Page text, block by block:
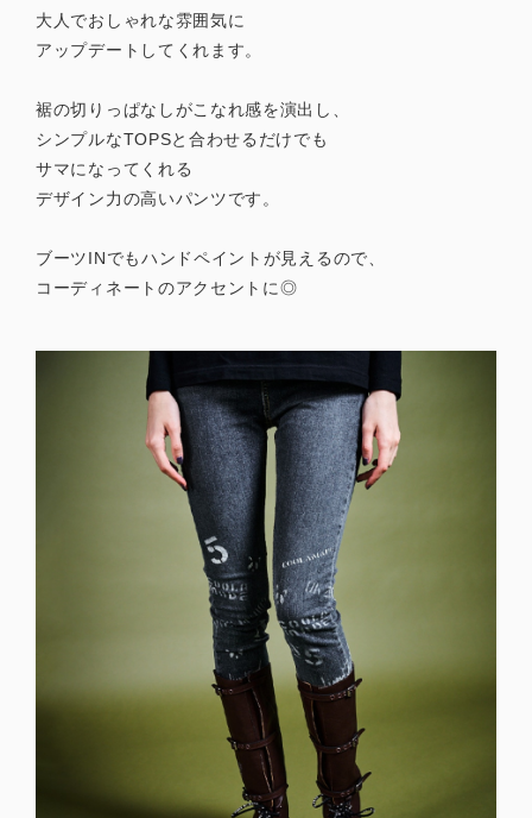
大人でおしゃれな雰囲気に
アップデートしてくれます。
裾の切りっぱなしがこなれ感を演出し、
シンプルなTOPSと合わせるだけでも
サマになってくれる
デザイン力の高いパンツです。
ブーツINでもハンドペイントが見えるので、
コーディネートのアクセントに◎